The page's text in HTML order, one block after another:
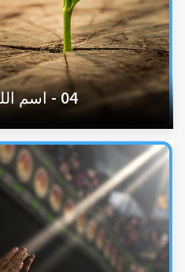
04 - اسم الله الحكيم.